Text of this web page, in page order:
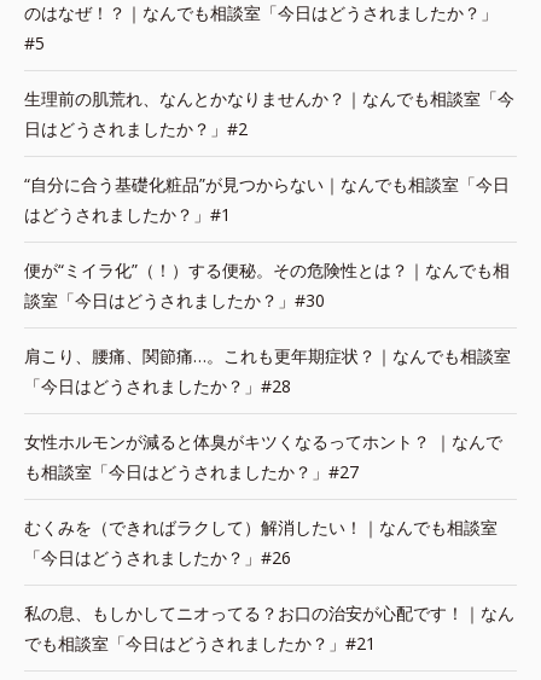
のはなぜ！？｜なんでも相談室「今日はどうされましたか？」
#5
生理前の肌荒れ、なんとかなりませんか？｜なんでも相談室「今
日はどうされましたか？」#2
“自分に合う基礎化粧品”が見つからない｜なんでも相談室「今日
はどうされましたか？」#1
便が“ミイラ化”（！）する便秘。その危険性とは？｜なんでも相
談室「今日はどうされましたか？」#30
肩こり、腰痛、関節痛…。これも更年期症状？｜なんでも相談室
「今日はどうされましたか？」#28
女性ホルモンが減ると体臭がキツくなるってホント？ ｜なんで
も相談室「今日はどうされましたか？」#27
むくみを（できればラクして）解消したい！｜なんでも相談室
「今日はどうされましたか？」#26
私の息、もしかしてニオってる？お口の治安が心配です！｜なん
でも相談室「今日はどうされましたか？」#21